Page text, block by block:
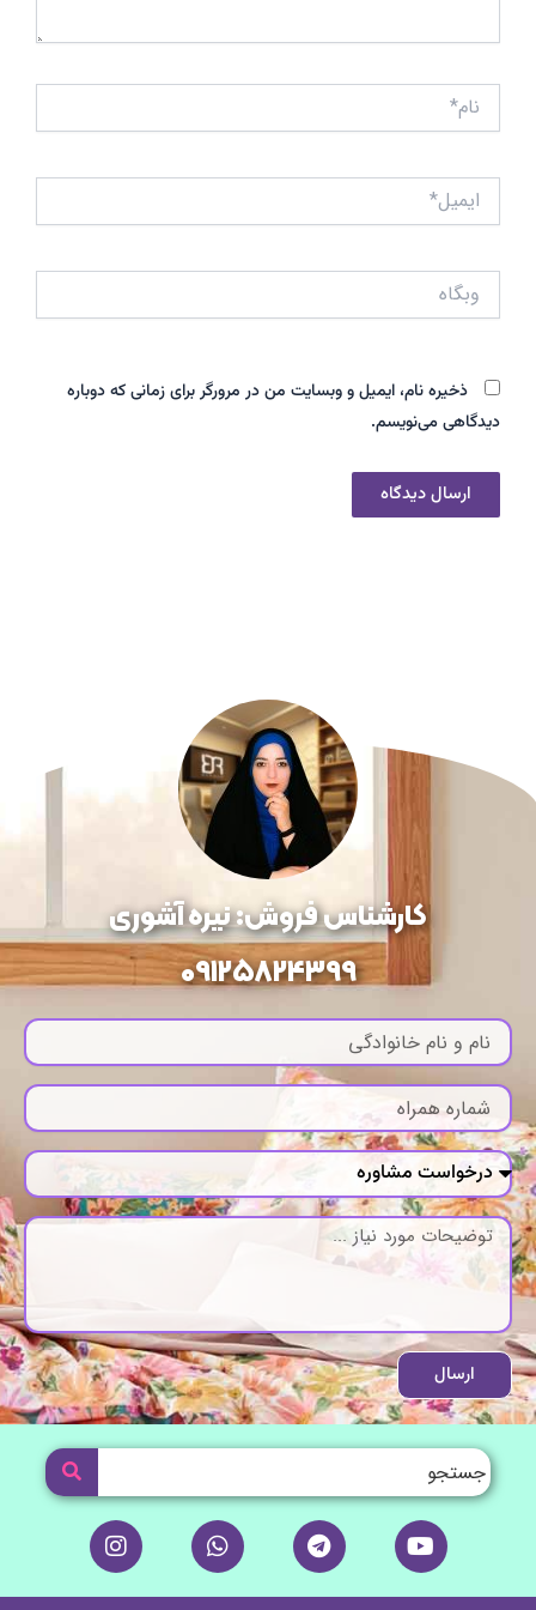
نام*
ایمیل*
ذخیره نام، ایمیل و وبسایت من در مرورگر برای زمانی که دوباره
دیدگاهی می‌نویسم.
کارشناس فروش: نیره آشوری
09125824399
ارسال
Y
o
u
T
e
l
W
h
a
I
n
s